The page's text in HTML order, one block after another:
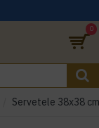
0
Servetele 38x38